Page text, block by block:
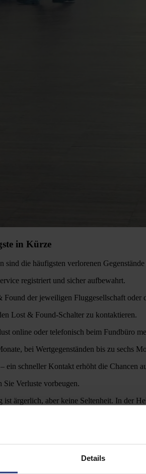
Details
in Kürze
sind die häufigsten verlorenen
registriert und sicher aufbewahrt.
der jeweiligen Fluggesellschaft oder
Lost & Found-Schalter zu kontaktieren.
online oder telefonisch beim Fundbüro
bei Wertgegenständen bis zu sechs
ein schneller Kontakt erhöht die Chancen
Verluste vorbeugen.
ärgerlich, aber keine Seltenheit. In der
Dieser umfassende Leitfaden von
Flugzeug am häufigsten